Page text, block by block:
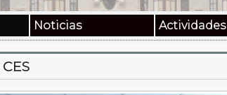
Noticias Actividades
CES